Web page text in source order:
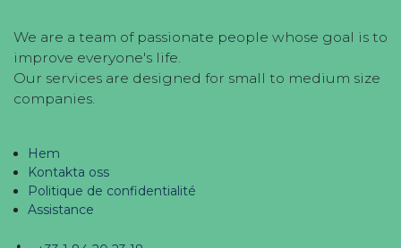
We are a team of passionate people whose goal is to
improve everyone's life.
Our services are designed for small to medium size
companies.
Hem
Kontakta oss
Politique de confidentialité
Assistance